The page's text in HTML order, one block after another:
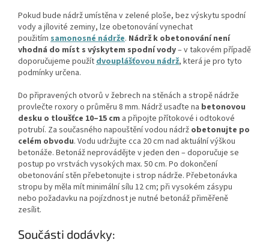
Pokud bude nádrž umístěna v zelené ploše, bez výskytu spodní
vody a jílovité zeminy, lze obetonování vynechat
použitím samonosné nádrže. Nádrž k obetonování není
vhodná do míst s výskytem spodní vody– v takovém případě
doporučujeme použítdvouplášťovou nádrž, která je pro tyto
podmínky určena.
Do připravených otvorů v žebrech na stěnách a stropě nádrže
provlečte roxory o průměru 8 mm. Nádrž usaďte na betonovou
desku o tloušťce 10–15 cm a připojte přítokové i odtokové
potrubí. Za současného napouštění vodou nádrž obetonujte po
celém obvodu. Vodu udržujte cca 20 cm nad aktuální výškou
betonáže. Betonáž neprovádějte v jeden den – doporučuje se
postup po vrstvách vysokých max. 50 cm. Po dokončení
obetonování stěn přebetonujte i strop nádrže. Přebetonávka
stropu by měla mít minimální sílu 12 cm; při vysokém zásypu
nebo požadavku na pojízdnost je nutné betonáž přiměřeně
zesílit.
Součásti dodávky: